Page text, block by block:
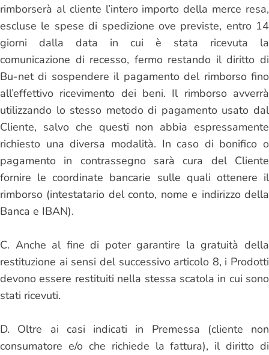
rimborserà al cliente l’intero importo della merce resa,
escluse le spese di spedizione ove previste, entro 14
giorni dalla data in cui è stata ricevuta la
comunicazione di recesso, fermo restando il diritto di
Bu-net di sospendere il pagamento del rimborso fino
all’effettivo ricevimento dei beni. Il rimborso avverrà
utilizzando lo stesso metodo di pagamento usato dal
Cliente, salvo che questi non abbia espressamente
richiesto una diversa modalità. In caso di bonifico o
pagamento in contrassegno sarà cura del Cliente
fornire le coordinate bancarie sulle quali ottenere il
rimborso (intestatario del conto, nome e indirizzo della
Banca e IBAN).
C. Anche al fine di poter garantire la gratuità della
restituzione ai sensi del successivo articolo 8, i Prodotti
devono essere restituiti nella stessa scatola in cui sono
stati ricevuti.
D. Oltre ai casi indicati in Premessa (cliente non
consumatore e/o che richiede la fattura), il diritto di